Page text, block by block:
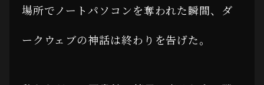
場所でノートパソコンを奪われた瞬間、ダ
ークウェブの神話は終わりを告げた。